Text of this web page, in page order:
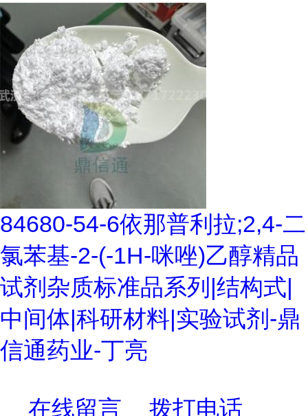
84680-54-6依那普利拉;2,4-二
氯苯基-2-(-1H-咪唑)乙醇精品
试剂杂质标准品系列|结构式|
中间体|科研材料|实验试剂-鼎
信通药业-丁亮
在线留言 拨打电话